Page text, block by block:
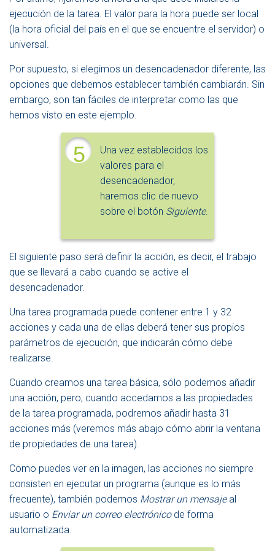
ejecución de la tarea. El valor para la hora puede ser local
(la hora oficial del país en el que se encuentre el servidor) o
universal.
Por supuesto, si elegimos un desencadenador diferente, las
opciones que debemos establecer también cambiarán. Sin
embargo, son tan fáciles de interpretar como las que
hemos visto en este ejemplo.
5
Una vez establecidos los
valores para el
desencadenador,
haremos clic de nuevo
sobre el botón Siguiente.
El siguiente paso será definir la acción, es decir, el trabajo
que se llevará a cabo cuando se active el
desencadenador.
Una tarea programada puede contener entre 1 y 32
acciones y cada una de ellas deberá tener sus propios
parámetros de ejecución, que indicarán cómo debe
realizarse.
Cuando creamos una tarea básica, sólo podemos añadir
una acción, pero, cuando accedamos a las propiedades
de la tarea programada, podremos añadir hasta 31
acciones más (veremos más abajo cómo abrir la ventana
de propiedades de una tarea).
Como puedes ver en la imagen, las acciones no siempre
consisten en ejecutar un programa (aunque es lo más
frecuente), también podemos Mostrar un mensajeal
usuario o Enviar un correo electrónicode forma
automatizada.